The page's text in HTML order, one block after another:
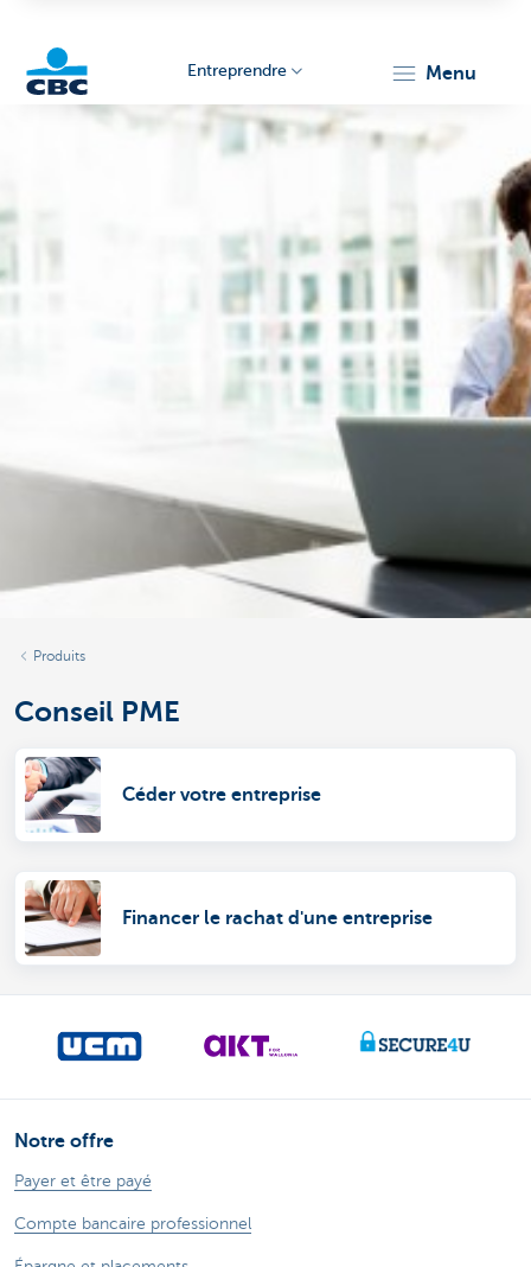
Entreprendre menu
Produits
Conseil PME
Céder votre entreprise
Financer le rachat d'une entreprise
Notre offre
Payer et être payé
Compte bancaire professionnel